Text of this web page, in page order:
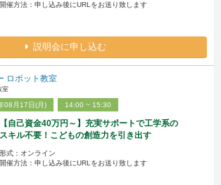
開催方法：申し込み後にURLをお送り致します
説明会に申し込む
ロボット教室
室
08月17日(月) 14:00 ~ 15:30
【自己資金40万円～】充実サポートで工学系の
スキル不要！こどもの創造力を引き出す
形式：オンライン
開催方法：申し込み後にURLをお送り致します